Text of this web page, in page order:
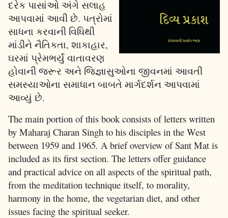
દરેક પાસાંઓ અંગે સલાહ
આપવામાં આવી છે. પત્રોમાં
સાધના કરવાની વિધિથી
માંડીને નૈતિકતા, શાકાહાર,
ઘરમાં પ્રેમભર્યું વાતાવરણ
હોવાની જરૂર અને જિજ્ઞાસુઓના જીવનમાં આવતી
સમસ્યાઓના સમાધાન બાબતે માર્ગદર્શન આપવામાં
આવ્યું છે.
The main portion of this book consists of letters written
by Maharaj Charan Singh to his disciples in the West
between 1959 and 1965. A brief overview of Sant Mat is
included as its first section. The letters offer guidance
and practical advice on all aspects of the spiritual path,
from the meditation technique itself, to morality,
harmony in the home, the vegetarian diet, and other
issues facing the spiritual seeker.